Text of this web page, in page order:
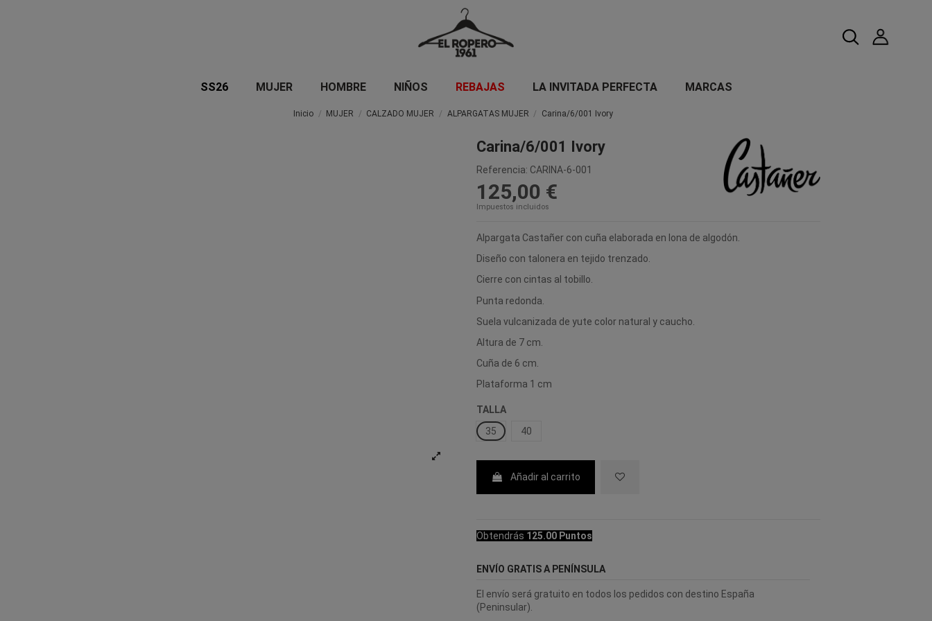
SS26 MUJER HOMBRE NIÑOS REBAJAS LA INVITADA PERFECTA MARCAS
Inicio MUJER CALZADO MUJER ALPARGATAS MUJER Carina/6/001 Ivory
Carina/6/001 Ivory
Referencia: CARINA-6-001
125,00 €
Impuestos incluidos
Alpargata Castañer con cuña elaborada en lona de algodón.
Diseño con talonera en tejido trenzado.
Cierre con cintas al tobillo.
Punta redonda.
Suela vulcanizada de yute color natural y caucho.
Altura de 7 cm.
Cuña de 6 cm.
Plataforma 1 cm
TALLA
35
40
Añadir al carrito
Obtendrás 125.00 Puntos
ENVÍO GRATIS A PENÍNSULA
El envío será gratuito en todos los pedidos con destino España
(Peninsular).